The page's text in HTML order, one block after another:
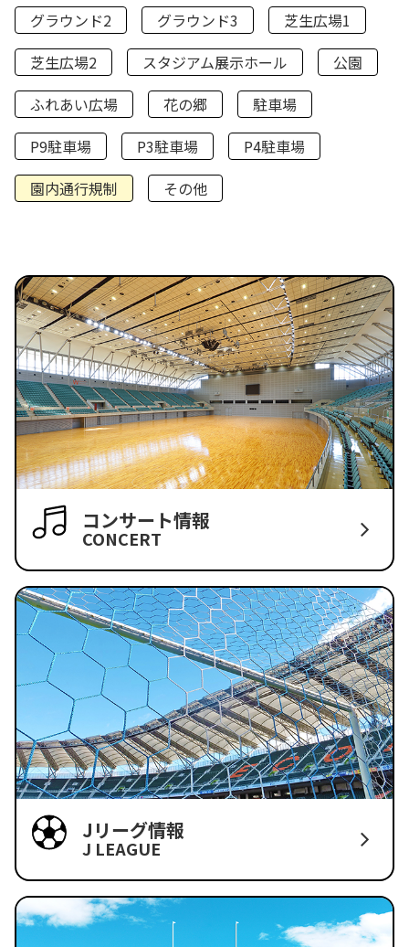
グラウンド2
グラウンド3
芝生広場1
芝生広場2
スタジアム展示ホール
公園
ふれあい広場
花の郷
駐車場
P9駐車場
P3駐車場
P4駐車場
園内通行規制
その他
コンサート情報
CONCERT
Jリーグ情報
J LEAGUE